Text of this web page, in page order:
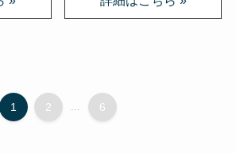
本
ルコ編
1 2 6